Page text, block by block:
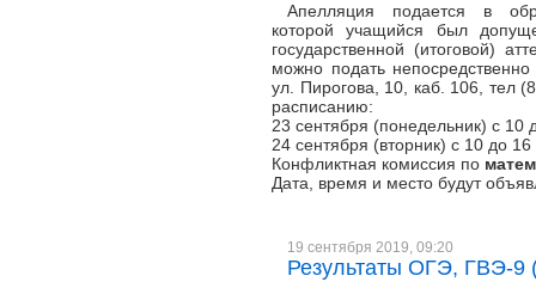
Апелляция подается в
которой учащийся был
государственной (итоговой)
можно подать
ул. Пирогова, 10, каб. 106, тел
расписанию:
23 сентября (понедельник) с 10
24 сентября (вторник) с 10 до 16
Конфликтная комиссия по
Дата, время и место будут
19 сентября 2019, 09:20
Результаты ОГЭ, ГВЭ-9